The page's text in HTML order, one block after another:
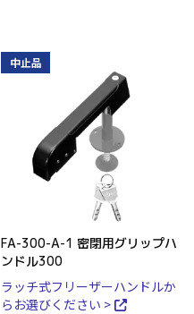
中止品
FA-300-A-1 密閉用グリップハ
ンドル300
ラッチ式フリーザーハンドルか
らお選びください >